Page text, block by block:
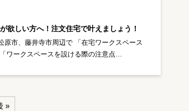
欲しい方へ！注文住宅で叶えましょう！
原市、藤井寺市周辺で 「在宅ワークスペース
ワークスペースを設ける際の注意点…
»